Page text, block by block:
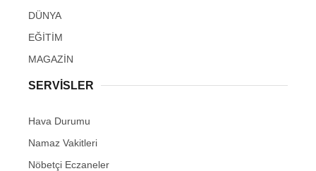
DÜNYA
EĞİTİM
MAGAZİN
SERVİSLER
Hava Durumu
Namaz Vakitleri
Nöbetçi Eczaneler